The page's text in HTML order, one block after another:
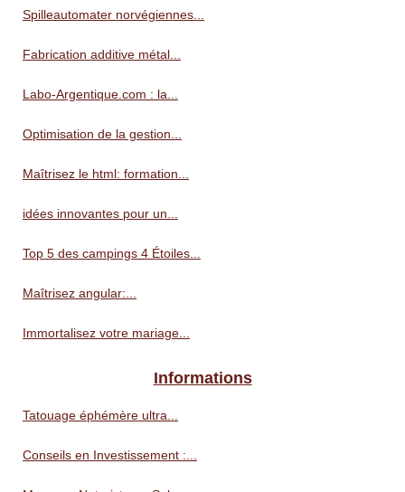
Spilleautomater norvégiennes...
Fabrication additive métal...
Labo-Argentique.com : la...
Optimisation de la gestion...
Maîtrisez le html: formation...
idées innovantes pour un...
Top 5 des campings 4 Étoiles...
Maîtrisez angular:...
Immortalisez votre mariage...
Informations
Tatouage éphémère ultra...
Conseils en Investissement :...